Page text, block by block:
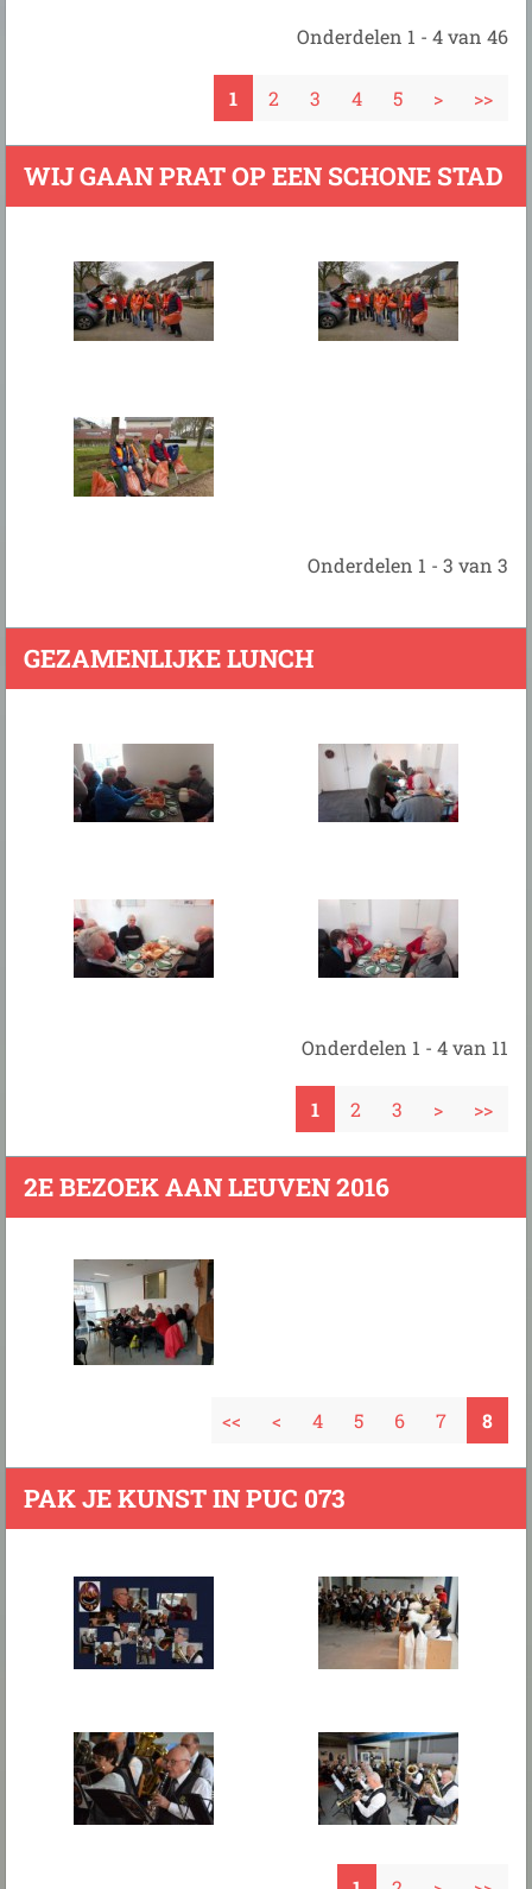
Onderdelen 1 - 4 van 46
1 2 3 4 5 > >>
WIJ GAAN PRAT OP EEN SCHONE STAD
Onderdelen 1 - 3 van 3
GEZAMENLIJKE LUNCH
Onderdelen 1 - 4 van 11
1 2 3 > >>
2E BEZOEK AAN LEUVEN 2016
<< < 4 5 6 7 8
PAK JE KUNST IN PUC 073